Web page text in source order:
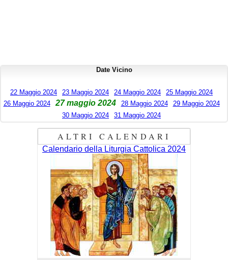
Date Vicino
22 Maggio 2024 23 Maggio 2024 24 Maggio 2024
25 Maggio 2024
26 Maggio 2024
27 maggio 2024 28 Maggio 2024
29 Maggio 2024
30 Maggio 2024
31 Maggio 2024
ALTRI CALENDARI
Calendario della Liturgia Cattolica 2024